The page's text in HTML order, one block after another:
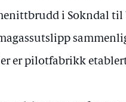
i Sokndal
er pilotfabrikk